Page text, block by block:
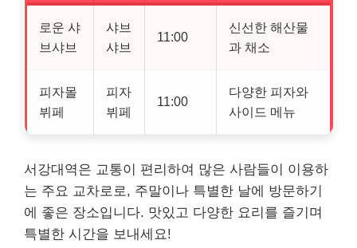
로운 샤
브샤브
샤브
샤브
11:00
신선한 해산물
과 채소
피자몰
뷔페
피자
뷔페
11:00
다양한 피자와
사이드 메뉴
서강대역은 교통이 편리하여 많은 사람들이 이용하
는 주요 교차로로, 주말이나 특별한 날에 방문하기
에 좋은 장소입니다. 맛있고 다양한 요리를 즐기며
특별한 시간을 보내세요!